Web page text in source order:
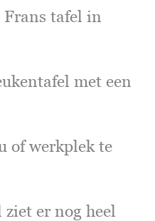
Frans tafel in
met een
of werkplek te
er nog heel